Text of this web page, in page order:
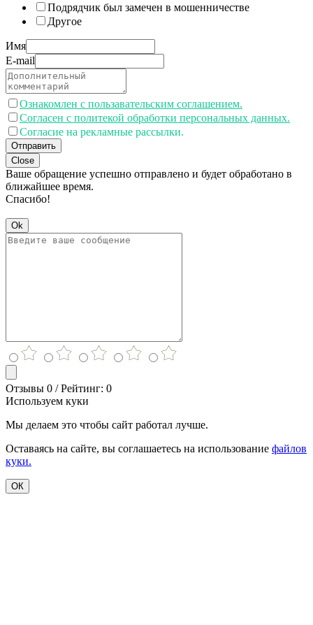
Подрядчик был замечен в мошенничестве
Другое
Имя
E-mail
Ознакомлен с пользавательским соглашением.
Согласен с политекой обработки персональных данных.
Согласие на рекламные рассылки.
Отправить
Close
Ваше обращение успешно отправлено и будет обработано в
ближайшее время.
Спасибо!
Ok
Отзывы 0 / Рейтинг: 0
Используем куки
Мы делаем это чтобы сайт работал лучше.
Оставаясь на сайте, вы соглашаетесь на использование файлов
куки.
ОК